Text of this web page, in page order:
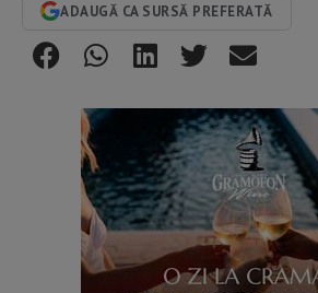
ADAUGĂ CA SURSĂ PREFERATĂ